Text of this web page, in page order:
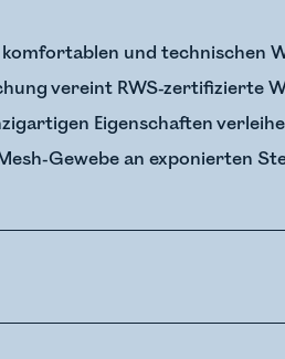
und technischen
vereint RWS-zertifizierte
Eigenschaften
Gewebe an exponierten